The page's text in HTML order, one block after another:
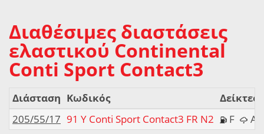
Διαθέσιμες διαστάσεις
ελαστικού Continental
Conti Sport Contact3
Διάσταση Κωδικός
Δείκτες
205/55/17 91 Y Conti Sport Contact3 FR N2 F A